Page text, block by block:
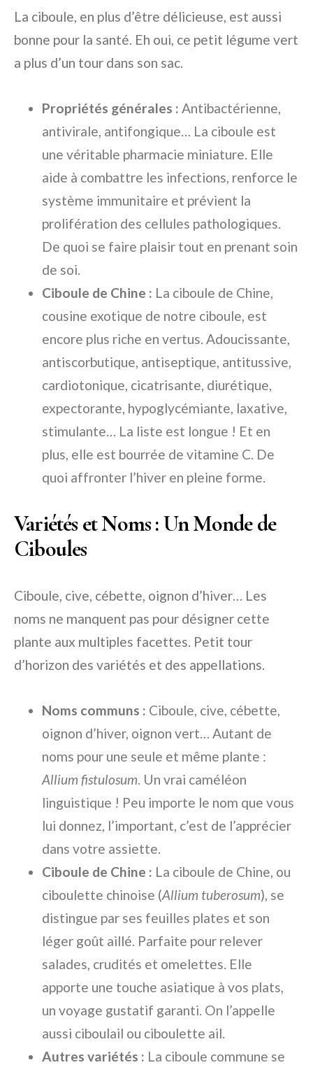
La ciboule, en plus d’être délicieuse, est aussi
bonne pour la santé. Eh oui, ce petit légume vert
a plus d’un tour dans son sac.
Propriétés générales : Antibactérienne,
antivirale, antifongique… La ciboule est
une véritable pharmacie miniature. Elle
aide à combattre les infections, renforce le
système immunitaire et prévient la
prolifération des cellules pathologiques.
De quoi se faire plaisir tout en prenant soin
de soi.
Ciboule de Chine : La ciboule de Chine,
cousine exotique de notre ciboule, est
encore plus riche en vertus. Adoucissante,
antiscorbutique, antiseptique, antitussive,
cardiotonique, cicatrisante, diurétique,
expectorante, hypoglycémiante, laxative,
stimulante… La liste est longue ! Et en
plus, elle est bourrée de vitamine C. De
quoi affronter l’hiver en pleine forme.
Variétés et Noms : Un Monde de
Ciboules
Ciboule, cive, cébette, oignon d’hiver… Les
noms ne manquent pas pour désigner cette
plante aux multiples facettes. Petit tour
d’horizon des variétés et des appellations.
Noms communs : Ciboule, cive, cébette,
oignon d’hiver, oignon vert… Autant de
noms pour une seule et même plante :
Allium fistulosum. Un vrai caméléon
linguistique ! Peu importe le nom que vous
lui donnez, l’important, c’est de l’apprécier
dans votre assiette.
Ciboule de Chine : La ciboule de Chine, ou
ciboulette chinoise (Allium tuberosum), se
distingue par ses feuilles plates et son
léger goût aillé. Parfaite pour relever
salades, crudités et omelettes. Elle
apporte une touche asiatique à vos plats,
un voyage gustatif garanti. On l’appelle
aussi ciboulail ou ciboulette ail.
Autres variétés : La ciboule commune se